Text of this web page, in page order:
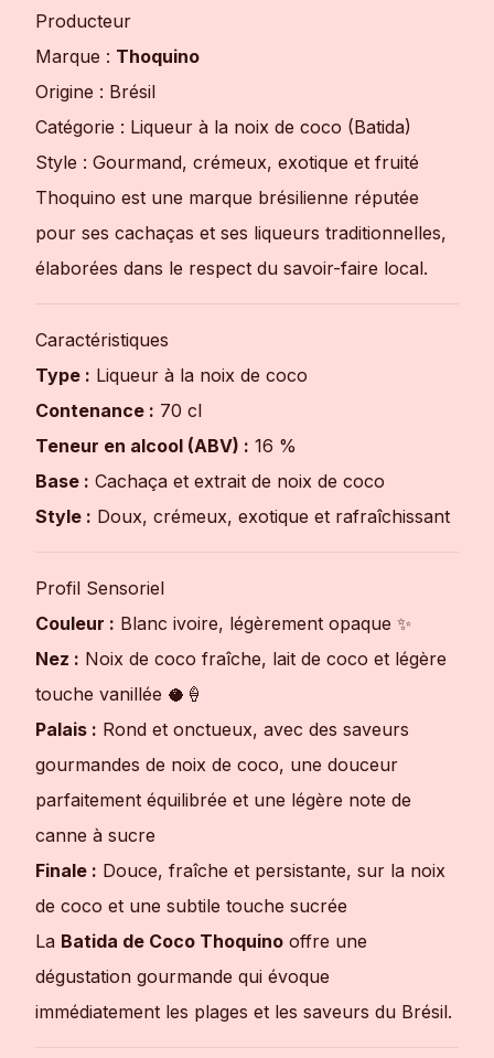
Producteur
Marque : Thoquino
Origine : Brésil
Catégorie : Liqueur à la noix de coco (Batida)
Style : Gourmand, crémeux, exotique et fruité
Thoquino est une marque brésilienne réputée
pour ses cachaças et ses liqueurs traditionnelles,
élaborées dans le respect du savoir-faire local.
Caractéristiques
Type : Liqueur à la noix de coco
Contenance : 70 cl
Teneur en alcool (ABV) : 16 %
Base : Cachaça et extrait de noix de coco
Style : Doux, crémeux, exotique et rafraîchissant
Profil Sensoriel
Couleur : Blanc ivoire, légèrement opaque ✨
Nez : Noix de coco fraîche, lait de coco et légère
touche vanillée 🥥🍦
Palais : Rond et onctueux, avec des saveurs
gourmandes de noix de coco, une douceur
parfaitement équilibrée et une légère note de
canne à sucre
Finale : Douce, fraîche et persistante, sur la noix
de coco et une subtile touche sucrée
La Batida de Coco Thoquino offre une
dégustation gourmande qui évoque
immédiatement les plages et les saveurs du Brésil.